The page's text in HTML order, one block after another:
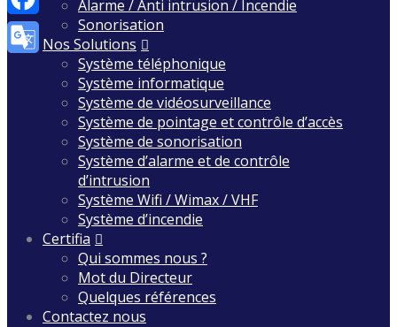
Alarme / Anti intrusion / Incendie
Sonorisation
Nos Solutions
Système téléphonique
Système informatique
Système de vidéosurveillance
Système de pointage et contrôle d’accès
Système de sonorisation
Système d’alarme et de contrôle
d’intrusion
Système Wifi / Wimax / VHF
Système d’incendie
Certifia
Qui sommes nous ?
Mot du Directeur
Quelques références
Contactez nous
Facebook
Translate